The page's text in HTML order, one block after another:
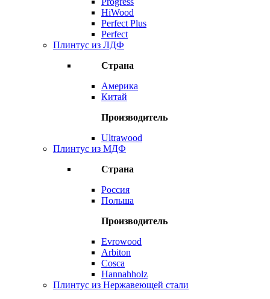
HiWood
Perfect Plus
Perfect
Плинтус из ЛДФ
Страна
Америка
Китай
Производитель
Ultrawood
Плинтус из МДФ
Страна
Россия
Польша
Производитель
Evrowood
Arbiton
Cosca
Hannahholz
Плинтус из Нержавеющей стали